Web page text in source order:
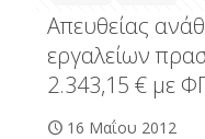
Απευθείας
εργαλείων
2.343,15 € με
16 Μαΐου 2012